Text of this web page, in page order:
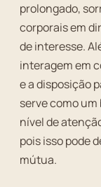
prolongado,
corporais em
de interesse.
interagem em
e a disposição
serve como
nível de
pois isso pode
mútua.